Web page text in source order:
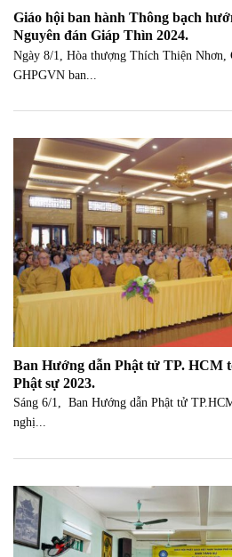
Giáo hội ban hành Thông bạch
Nguyên đán Giáp Thìn 2024.
Ngày 8/1, Hòa thượng Thích Thiện
GHPGVN ban...
Ban Hướng dẫn Phật tử TP. HCM
Phật sự 2023.
Sáng 6/1, Ban Hướng dẫn Phật tử
nghị...